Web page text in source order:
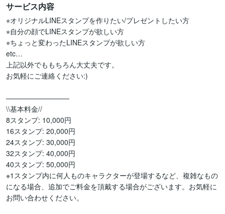
サービス内容
⭐︎オリジナルLINEスタンプを作りたい/プレゼントしたい方
⭐︎自分の顔でLINEスタンプが欲しい方
⭐︎ちょっと変わったLINEスタンプが欲しい方
etc…
上記以外でももちろん大丈夫です。
お気軽にご連絡ください:)
—————————
\\基本料金//
8スタンプ: 10,000円
16スタンプ: 20,000円
24スタンプ: 30,000円
32スタンプ: 40,000円
40スタンプ: 50,000円
※1スタンプ内に何人ものキャラクターが登場するなど、複雑なもの
になる場合、追加でご料金を頂戴する場合がございます。お気軽に
お問い合わせください。